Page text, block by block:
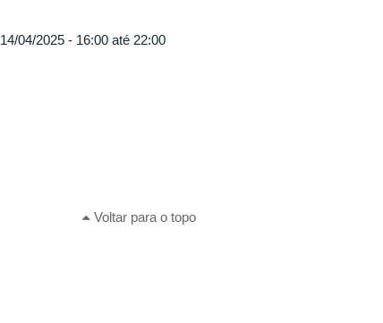
14/04/2025 - 16:00 até 22:00
Voltar para o topo